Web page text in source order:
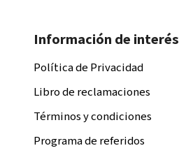
Información de interés
Política de Privacidad
Libro de reclamaciones
Términos y condiciones
Programa de referidos